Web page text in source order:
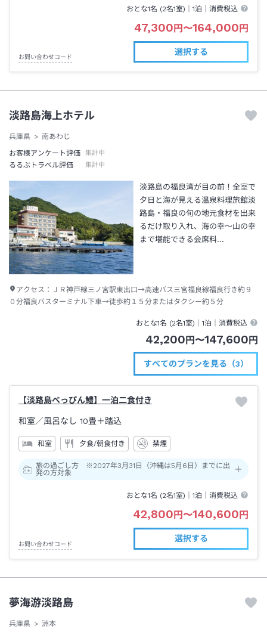
おとな1名 (2名1室)｜1泊 ｜消費税込
47,300円〜164,000円
お問い合わせコード
選択する
淡路島海上ホテル
兵庫県
南あわじ
お客様アンケート評価
集計中
るるぶトラベル評価 集計中
淡路島の福良湾が目の前！全室で
夕日と海が見える温泉料理旅館淡
路島・福良の旬の地元食材を出来
るだけ取り入れ、海の幸～山の幸
まで堪能できる会席料…
アクセス： ＪＲ神戸線三ノ宮駅東出口→高速バス三宮福良線福良行き約９
０分福良バスターミナル下車→徒歩約１５分またはタクシー約５分
おとな1名 (2名1室)｜1泊 ｜消費税込
42,200 円 〜147,600 円
すべてのプランを見る（3）
【淡路島べっぴん鱧】一泊二食付き
和室／風呂なし 10畳＋踏込
和室 夕食/朝食付き 禁煙
旅の過ごし方 ※2027年3月31日（沖縄は5月6日）までに出
発の方対象
おとな1名 (2名1室)｜1泊 ｜消費税込
42,800 円 〜140,600 円
お問い合わせコード
選択する
夢海游淡路島
兵庫県
洲本